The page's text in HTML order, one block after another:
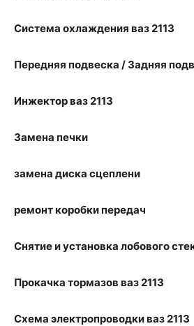
Система охлаждения ваз 2113
Передняя подвеска / Задняя
Инжектор ваз 2113
Замена печки
замена диска сцеплени
ремонт коробки передач
Снятие и установка лобового
Прокачка тормазов ваз 2113
Схема электропроводки ваз 2113